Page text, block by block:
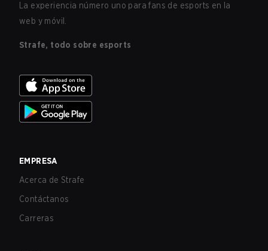
La experiencia número uno para fans de esports en la
web y móvil.
Strafe, todo sobre esports
EMPRESA
Acerca de Strafe
Contáctanos
Carreras